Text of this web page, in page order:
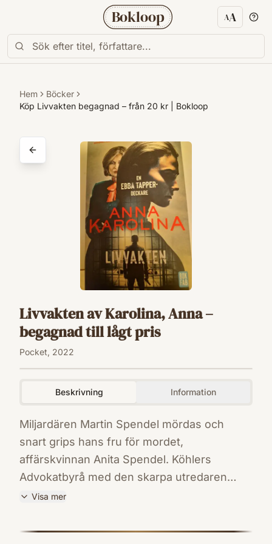
Bokloop AA
Hem
Böcker
Köp Livvakten begagnad – från 20 kr | Bokloop
Livvakten av Karolina, Anna –
begagnad till lågt pris
Pocket, 2022
Beskrivning Information
Miljardären Martin Spendel mördas och
snart grips hans fru för mordet,
affärskvinnan Anita Spendel. Köhlers
Advokatbyrå med den skarpa utredaren
Ebba Tapper tar sig an Anitas försvar. Ebbas
värld med gängskjutningar, droger och
Visa mer
9789178354948